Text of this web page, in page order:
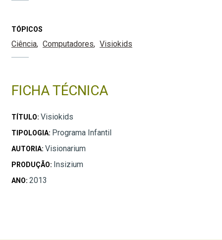
TÓPICOS
Ciência Computadores Visiokids
FICHA TÉCNICA
TÍTULO: Visiokids
TIPOLOGIA: Programa Infantil
AUTORIA: Visionarium
PRODUÇÃO: Insizium
ANO: 2013